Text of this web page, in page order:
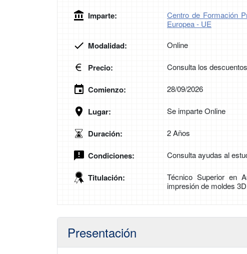
Imparte:
Centro de Formación
Europea - UE
Modalidad: Online
Precio: Consulta los
Comienzo: 28/09/2026
Lugar: Se imparte Online
Duración: 2 Años
Condiciones: Consulta ayudas al
Titulación:
Técnico Superior en
impresión de moldes
Presentación